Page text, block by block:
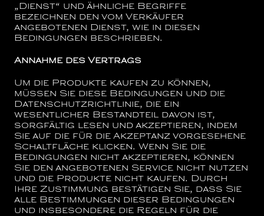
„Dienst“ und ähnliche Begriffe
bezeichnen den vom Verkäufer
angebotenen Dienst, wie in diesen
Bedingungen beschrieben.
Annahme des Vertrags
Um die Produkte kaufen zu können,
müssen Sie diese Bedingungen und die
Datenschutzrichtlinie, die ein
wesentlicher Bestandteil davon ist,
sorgfältig lesen und akzeptieren, indem
Sie auf die für die Akzeptanz vorgesehene
Schaltfläche klicken. Wenn Sie die
Bedingungen nicht akzeptieren, können
Sie den angebotenen Service nicht nutzen
und die Produkte nicht kaufen. Durch
Ihre Zustimmung bestätigen Sie, dass Sie
alle Bestimmungen dieser Bedingungen
und insbesondere die Regeln für die